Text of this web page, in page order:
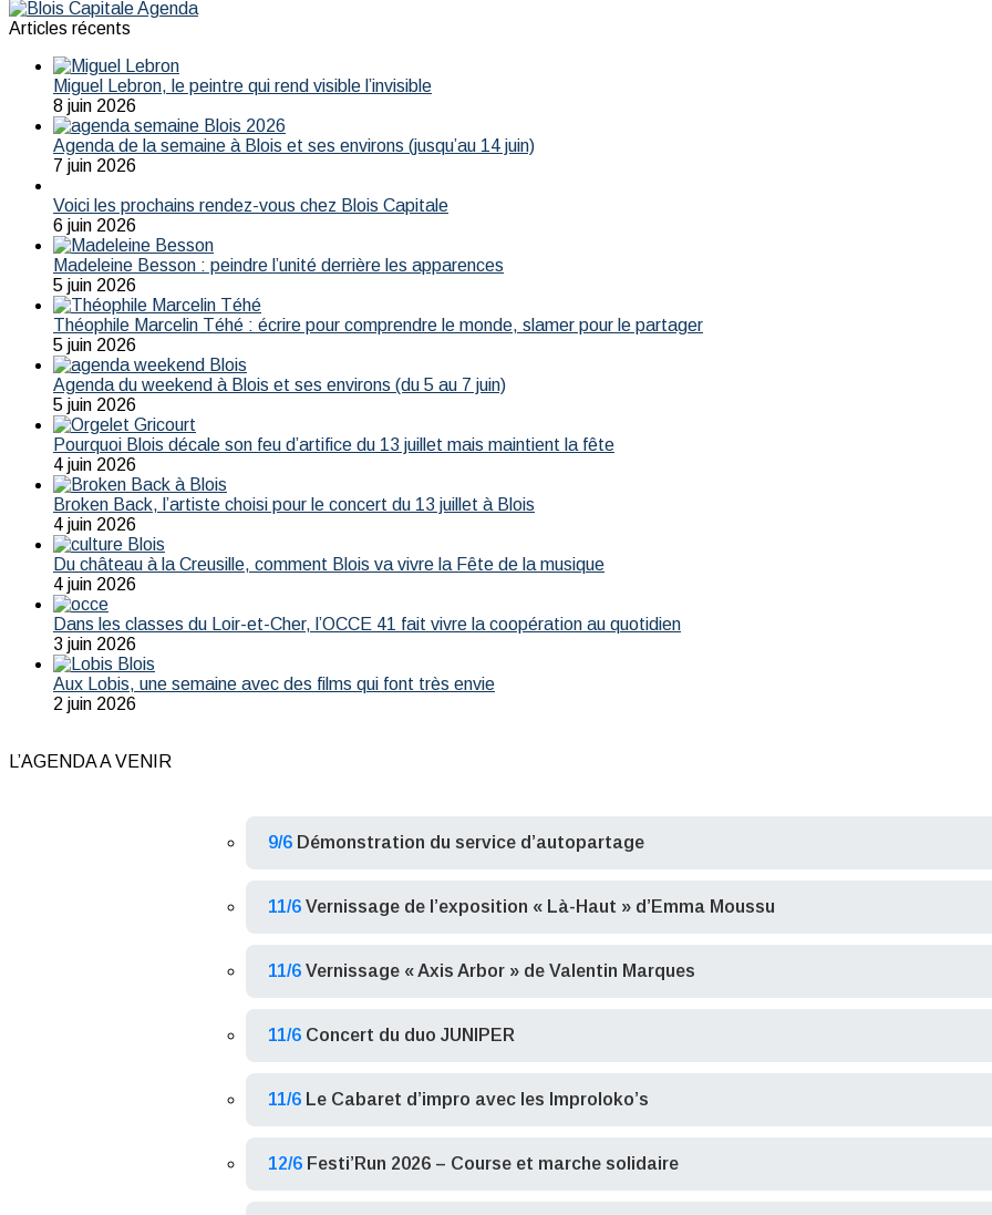
Articles récents
Miguel Lebron, le peintre qui rend visible l’invisible
8 juin 2026
Agenda de la semaine à Blois et ses environs (jusqu’au 14 juin)
7 juin 2026
Voici les prochains rendez-vous chez Blois Capitale
6 juin 2026
Madeleine Besson : peindre l’unité derrière les apparences
5 juin 2026
Théophile Marcelin Téhé : écrire pour comprendre le monde, slamer pour le partager
5 juin 2026
Agenda du weekend à Blois et ses environs (du 5 au 7 juin)
5 juin 2026
Pourquoi Blois décale son feu d’artifice du 13 juillet mais maintient la fête
4 juin 2026
Broken Back, l’artiste choisi pour le concert du 13 juillet à Blois
4 juin 2026
Du château à la Creusille, comment Blois va vivre la Fête de la musique
4 juin 2026
Dans les classes du Loir-et-Cher, l’OCCE 41 fait vivre la coopération au quotidien
3 juin 2026
Aux Lobis, une semaine avec des films qui font très envie
2 juin 2026
L’AGENDA A VENIR
9/6 Démonstration du service d’autopartage
11/6 Vernissage de l’exposition « Là-Haut » d’Emma Moussu
11/6 Vernissage « Axis Arbor » de Valentin Marques
11/6 Concert du duo JUNIPER
11/6 Le Cabaret d’impro avec les Improloko’s
12/6 Festi’Run 2026 – Course et marche solidaire